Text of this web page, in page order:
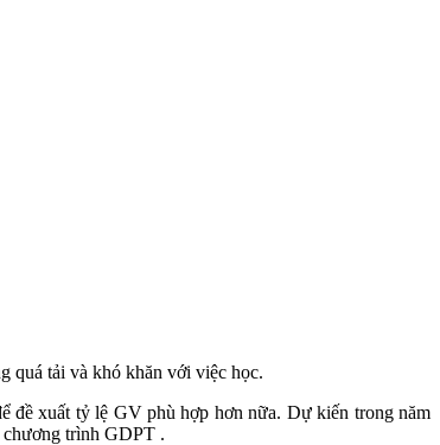
quá tải và khó khăn với việc học.
đề xuất tỷ lệ GV phù hợp hơn nữa. Dự kiến trong năm
chương trình GDPT .